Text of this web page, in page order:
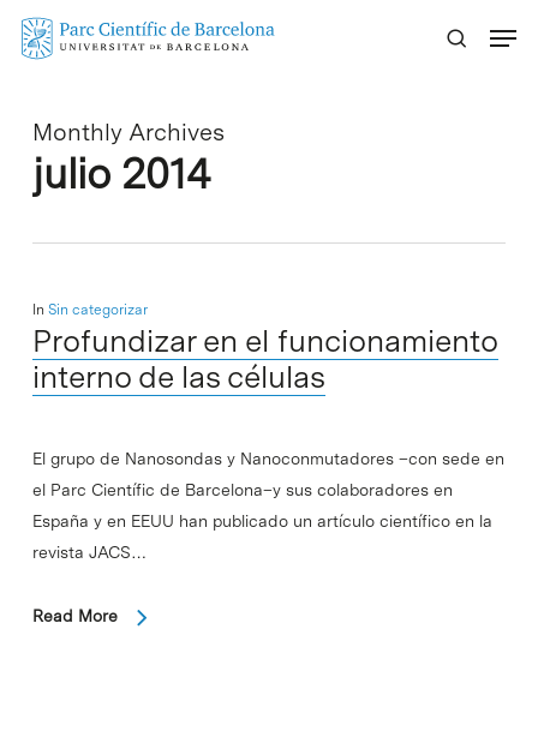
Skip
Monthly Archives
julio 2014
In Sin categorizar
Profundizar en el funcionamiento
interno de las células
El grupo de Nanosondas y Nanoconmutadores –con sede en
el Parc Científic de Barcelona–y sus colaboradores en
España y en EEUU han publicado un artículo científico en la
revista JACS…
Read More